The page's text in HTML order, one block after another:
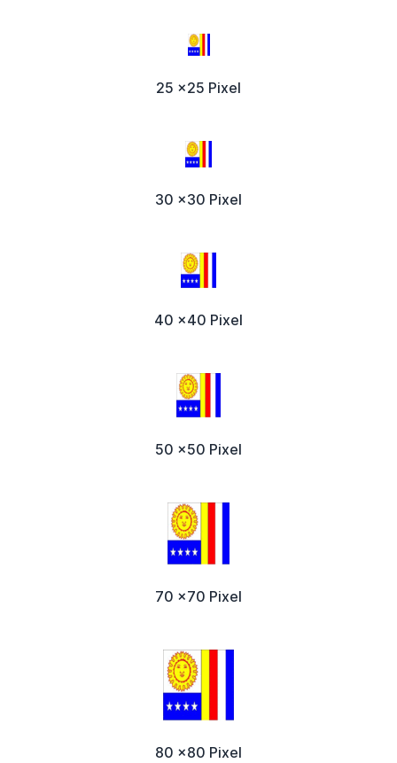
25 x25 Pixel
30 x30 Pixel
40 x40 Pixel
50 x50 Pixel
70 x70 Pixel
80 x80 Pixel